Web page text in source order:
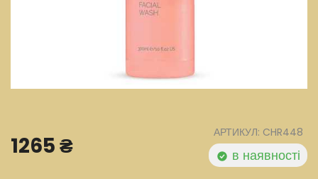
1265 ₴ АРТИКУЛ: CHR448
в наявності